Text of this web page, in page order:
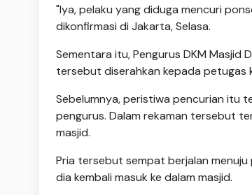
"Iya, pelaku yang diduga mencuri
dikonfirmasi di Jakarta, Selasa.
Sementara itu, Pengurus DKM
tersebut diserahkan kepada petugas
Sebelumnya, peristiwa pencurian itu
pengurus. Dalam rekaman tersebut
masjid.
Pria tersebut sempat berjalan menuju
dia kembali masuk ke dalam masjid.